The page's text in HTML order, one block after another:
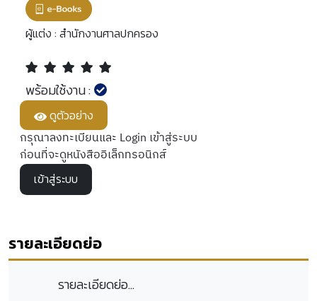
ผู้แต่ง : สำนักงานศาลปกครอง
พร้อมใช้งาน :
ดูตัวอย่าง
กรุณาลงทะเบียนและ Login เข้าสู่ระบบ
ก่อนที่จะดูหนังสืออิเล็กทรอนิกส์
เข้าสู่ระบบ
รายละเอียดย่อ
รายละเอียดย่อ...